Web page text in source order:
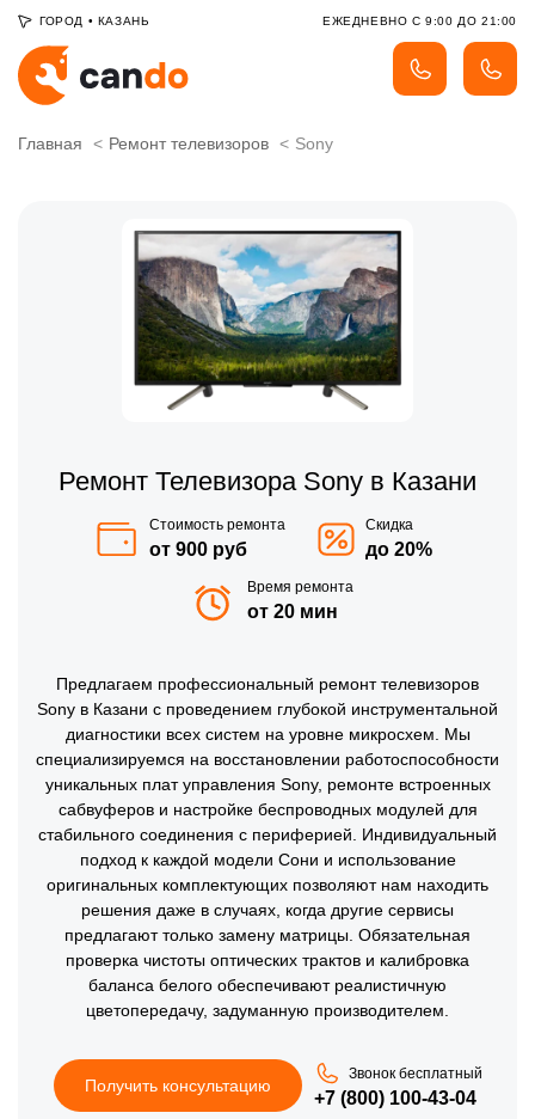
ГОРОД • КАЗАНЬ ЕЖЕДНЕВНО С 9:00 ДО 21:00
Главная Ремонт телевизоров Sony
Ремонт Телевизора Sony в Казани
Стоимость ремонта
от 900 руб
Скидка
до 20%
Время ремонта
от 20 мин
Предлагаем профессиональный ремонт телевизоров
Sony в Казани с проведением глубокой инструментальной
диагностики всех систем на уровне микросхем. Мы
специализируемся на восстановлении работоспособности
уникальных плат управления Sony, ремонте встроенных
сабвуферов и настройке беспроводных модулей для
стабильного соединения с периферией. Индивидуальный
подход к каждой модели Сони и использование
оригинальных комплектующих позволяют нам находить
решения даже в случаях, когда другие сервисы
предлагают только замену матрицы. Обязательная
проверка чистоты оптических трактов и калибровка
баланса белого обеспечивают реалистичную
цветопередачу, задуманную производителем.
Получить консультацию
Звонок бесплатный
+7 (800) 100-43-04